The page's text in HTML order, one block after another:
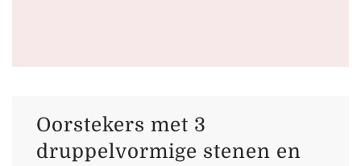
Oorstekers met 3
druppelvormige stenen en